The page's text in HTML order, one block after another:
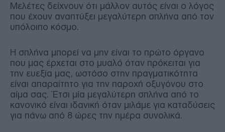
Μελέτες δείχνουν ότι μάλλον αυτός είναι ο λόγος
που έχουν αναπτύξει μεγαλύτερη σπλήνα από τον
υπόλοιπο κόσμο.
Η σπλήνα μπορεί να μην είναι το πρώτο όργανο
που μας έρχεται στο μυαλό όταν πρόκειται για
την ευεξία μας, ωστόσο στην πραγματικότητα
είναι απαραίτητο για την παροχή οξυγόνου στο
αίμα σας. Έτσι μία μεγαλύτερη σπλήνα από το
κανονικό είναι ιδανική όταν μιλάμε για καταδύσεις
για πάνω από 8 ώρες την ημέρα συνολικά.